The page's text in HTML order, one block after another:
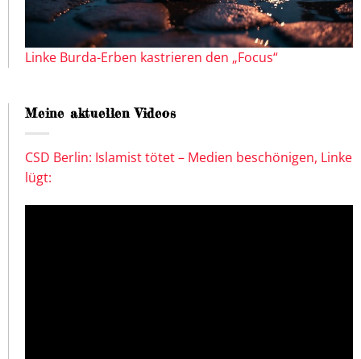
Linke Burda-Erben kastrieren den „Focus“
Meine aktuellen Videos
CSD Berlin: Islamist tötet – Medien beschönigen, Linke
lügt: